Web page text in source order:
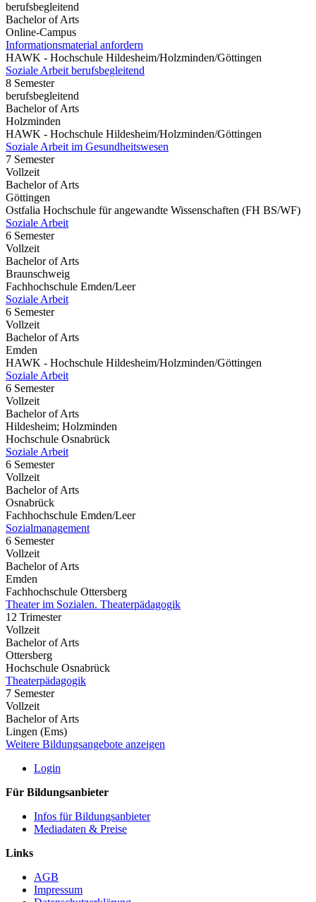
berufsbegleitend
Bachelor of Arts
Online-Campus
Informationsmaterial anfordern
HAWK - Hochschule Hildesheim/Holzminden/Göttingen
Soziale Arbeit berufsbegleitend
8 Semester
berufsbegleitend
Bachelor of Arts
Holzminden
HAWK - Hochschule Hildesheim/Holzminden/Göttingen
Soziale Arbeit im Gesundheitswesen
7 Semester
Vollzeit
Bachelor of Arts
Göttingen
Ostfalia Hochschule für angewandte Wissenschaften (FH BS/WF)
Soziale Arbeit
6 Semester
Vollzeit
Bachelor of Arts
Braunschweig
Fachhochschule Emden/Leer
Soziale Arbeit
6 Semester
Vollzeit
Bachelor of Arts
Emden
HAWK - Hochschule Hildesheim/Holzminden/Göttingen
Soziale Arbeit
6 Semester
Vollzeit
Bachelor of Arts
Hildesheim; Holzminden
Hochschule Osnabrück
Soziale Arbeit
6 Semester
Vollzeit
Bachelor of Arts
Osnabrück
Fachhochschule Emden/Leer
Sozialmanagement
6 Semester
Vollzeit
Bachelor of Arts
Emden
Fachhochschule Ottersberg
Theater im Sozialen. Theaterpädagogik
12 Trimester
Vollzeit
Bachelor of Arts
Ottersberg
Hochschule Osnabrück
Theaterpädagogik
7 Semester
Vollzeit
Bachelor of Arts
Lingen (Ems)
Weitere Bildungsangebote anzeigen
Login
Für Bildungsanbieter
Infos für Bildungsanbieter
Mediadaten & Preise
Links
AGB
Impressum